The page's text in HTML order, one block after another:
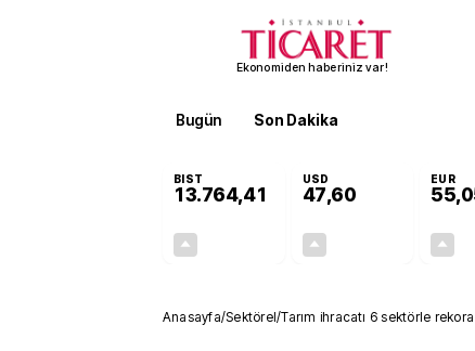
Ekonomiden haberiniz var!
Bugün Son Dakika
BIST
13.764,41
USD
47,60
EUR
Anasayfa/Sektörel/Tarım ihracatı 6 sektörle